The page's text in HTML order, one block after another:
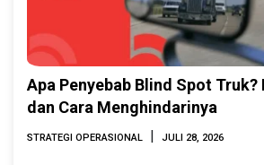
Apa Penyebab Blind Spot Truk?
dan Cara Menghindarinya
STRATEGI OPERASIONAL | JULI 28, 2026